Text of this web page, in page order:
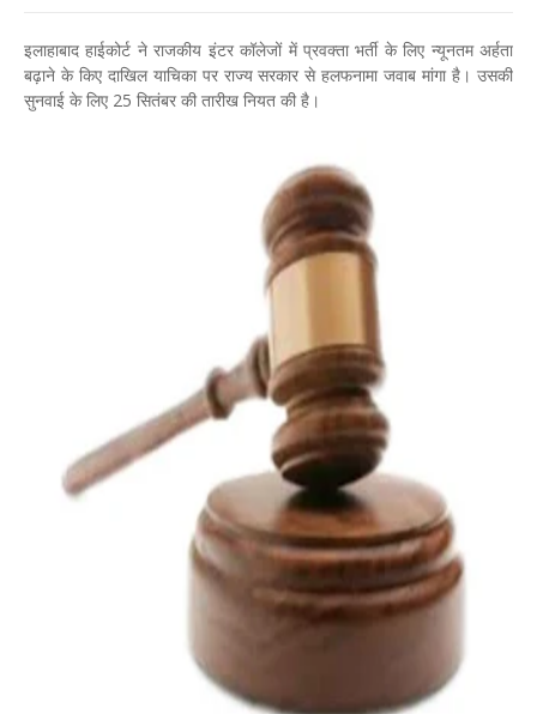
इलाहाबाद हाईकोर्ट ने राजकीय इंटर कॉलेजों में प्रवक्ता भर्ती के लिए न्यूनतम अर्हता
बढ़ाने के किए दाखिल याचिका पर राज्य सरकार से हलफनामा जवाब मांगा है। उसकी
सुनवाई के लिए 25 सितंबर की तारीख नियत की है।